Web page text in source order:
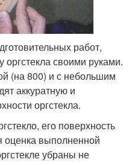
работ,
своими руками.
(на 800) и с небольшим
аккуратную и
оргстекла.
его поверхность
оценка выполненной
убраны не